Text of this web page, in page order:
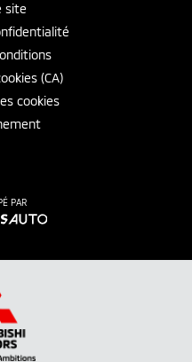
site
(CA)
cookies
PAR